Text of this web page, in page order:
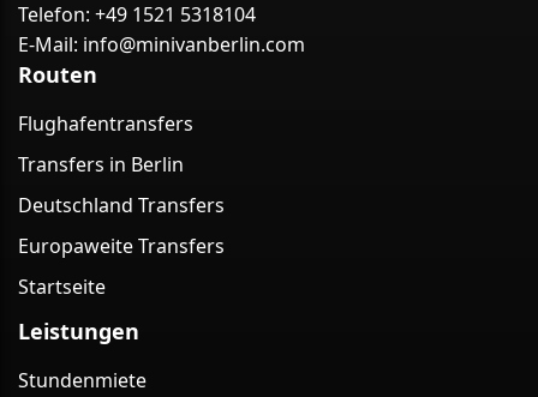
Telefon: +49 1521 5318104
E-Mail: info@minivanberlin.com
Routen
Flughafentransfers
Transfers in Berlin
Deutschland Transfers
Europaweite Transfers
Startseite
Leistungen
Stundenmiete